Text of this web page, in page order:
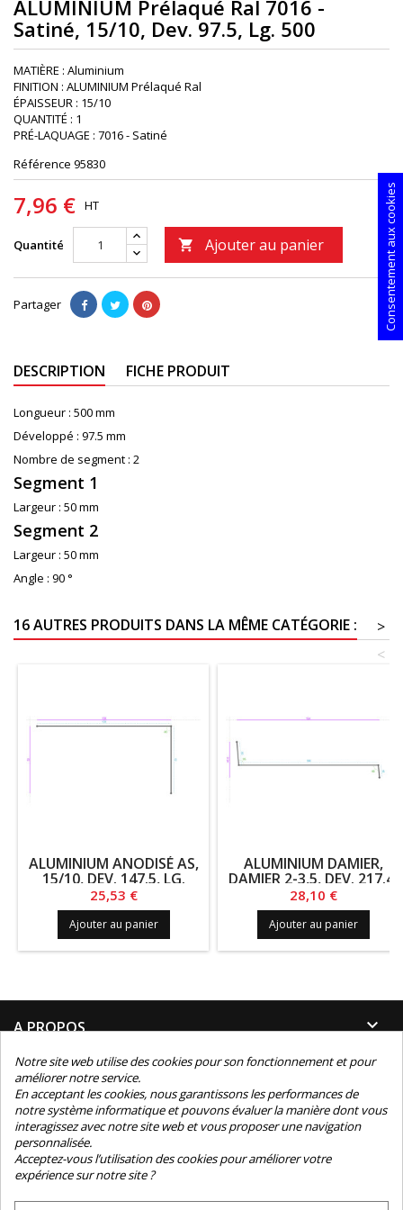
ALUMINIUM Prélaqué Ral 7016 -
Satiné, 15/10, Dev. 97.5, Lg. 500
MATIÈRE : Aluminium
FINITION : ALUMINIUM Prélaqué Ral
ÉPAISSEUR : 15/10
QUANTITÉ : 1
PRÉ-LAQUAGE : 7016 - Satiné
Référence 95830
7,96 € HT
Quantité  Ajouter au panier
Partager
DESCRIPTION FICHE PRODUIT
Longueur : 500 mm
Développé : 97.5 mm
Nombre de segment : 2
Segment 1
Largeur : 50 mm
Segment 2
Largeur : 50 mm
Angle : 90 °
16 AUTRES PRODUITS DANS LA MÊME CATÉGORIE :
>
<
ALUMINIUM ANODISÉ AS,
15/10, DEV. 147.5, LG.
1100
Prix
25,53 €
Ajouter au panier
ALUMINIUM DAMIER,
DAMIER 2-3,5, DEV. 217.4,
LG. 542
Prix
28,10 €
Ajouter au panier
A PROPOS 
INFORMATIONS 
INFORMATIONS TECHNIQUES 
CONTACT
Notre site web utilise des cookies pour son fonctionnement et pour
améliorer notre service.
En acceptant les cookies, nous garantissons les performances de
notre système informatique et pouvons évaluer la manière dont vous
interagissez avec notre site web et vous proposer une navigation
personnalisée.
Acceptez-vous l’utilisation des cookies pour améliorer votre
expérience sur notre site ?
Consentement aux cookies